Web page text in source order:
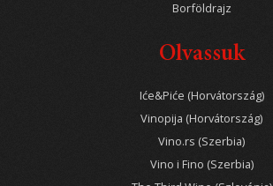
Borföldrajz
Olvassuk
Iće&Piće (Horvátország)
Vinopija (Horvátország)
Vino.rs (Szerbia)
Vino i Fino (Szerbia)